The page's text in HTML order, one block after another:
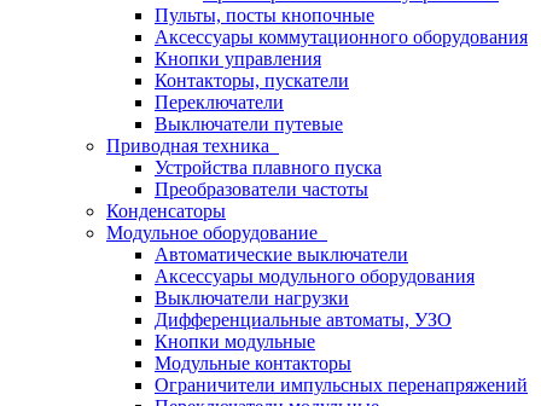
Пульты, посты кнопочные
Аксессуары коммутационного оборудования
Кнопки управления
Контакторы, пускатели
Переключатели
Выключатели путевые
Приводная техника
Устройства плавного пуска
Преобразователи частоты
Конденсаторы
Модульное оборудование
Автоматические выключатели
Аксессуары модульного оборудования
Выключатели нагрузки
Дифференциальные автоматы, УЗО
Кнопки модульные
Модульные контакторы
Ограничители импульсных перенапряжений